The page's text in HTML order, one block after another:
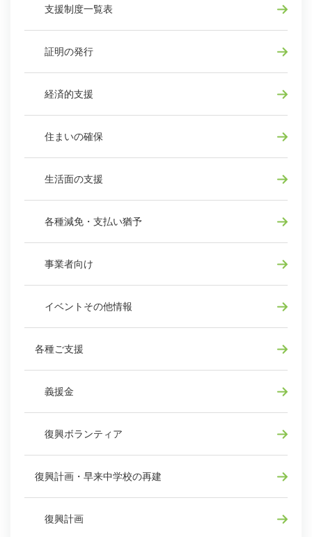
支援制度一覧表
証明の発行
経済的支援
住まいの確保
生活面の支援
各種減免・支払い猶予
事業者向け
イベントその他情報
各種ご支援
義援金
復興ボランティア
復興計画・早来中学校の再建
復興計画